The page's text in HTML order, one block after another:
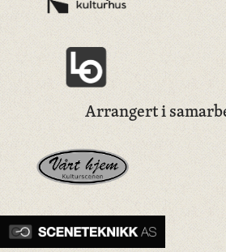
Arrangert i